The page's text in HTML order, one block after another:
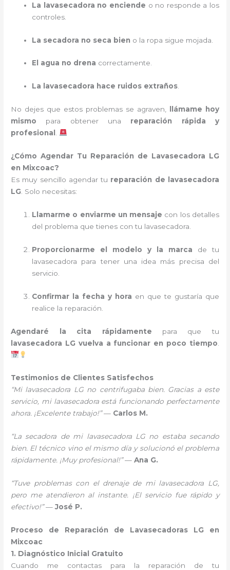
La lavasecadora no enciende o no responde a los
controles.
La secadora no seca bien o la ropa sigue mojada.
El agua no drena correctamente.
La lavasecadora hace ruidos extraños.
No dejes que estos problemas se agraven,
llámame hoy
mismo para obtener una reparación rápida y
profesional
¿Cómo Agendar Tu Reparación de Lavasecadora LG
en Mixcoac?
Es muy sencillo agendar tu reparación de lavasecadora
LG . Solo necesitas:
Llamarme o enviarme un mensaje con los detalles
del problema que tienes con tu lavasecadora.
Proporcionarme el modelo y la marca de tu
lavasecadora para tener una idea más precisa del
servicio.
Confirmar la fecha y hora en que te gustaría que
realice la reparación.
Agendaré la cita rápidamente para que tu
lavasecadora LG vuelva a funcionar en poco tiempo
Testimonios de Clientes Satisfechos
“Mi lavasecadora LG no centrifugaba bien. Gracias a este
servicio, mi lavasecadora está funcionando perfectamente
ahora. ¡Excelente trabajo!”— Carlos M.
“La secadora de mi lavasecadora LG no estaba secando
bien. El técnico vino el mismo día y solucionó el problema
rápidamente. ¡Muy profesional!”—Ana G.
“Tuve problemas con el drenaje de mi lavasecadora LG,
pero me atendieron al instante. ¡El servicio fue rápido y
efectivo!”—José P.
Proceso de Reparación de Lavasecadoras LG en
Mixcoac
1. Diagnóstico Inicial Gratuito
Cuando me contactas para la reparación de tu